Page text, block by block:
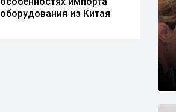
оборудования из Китая